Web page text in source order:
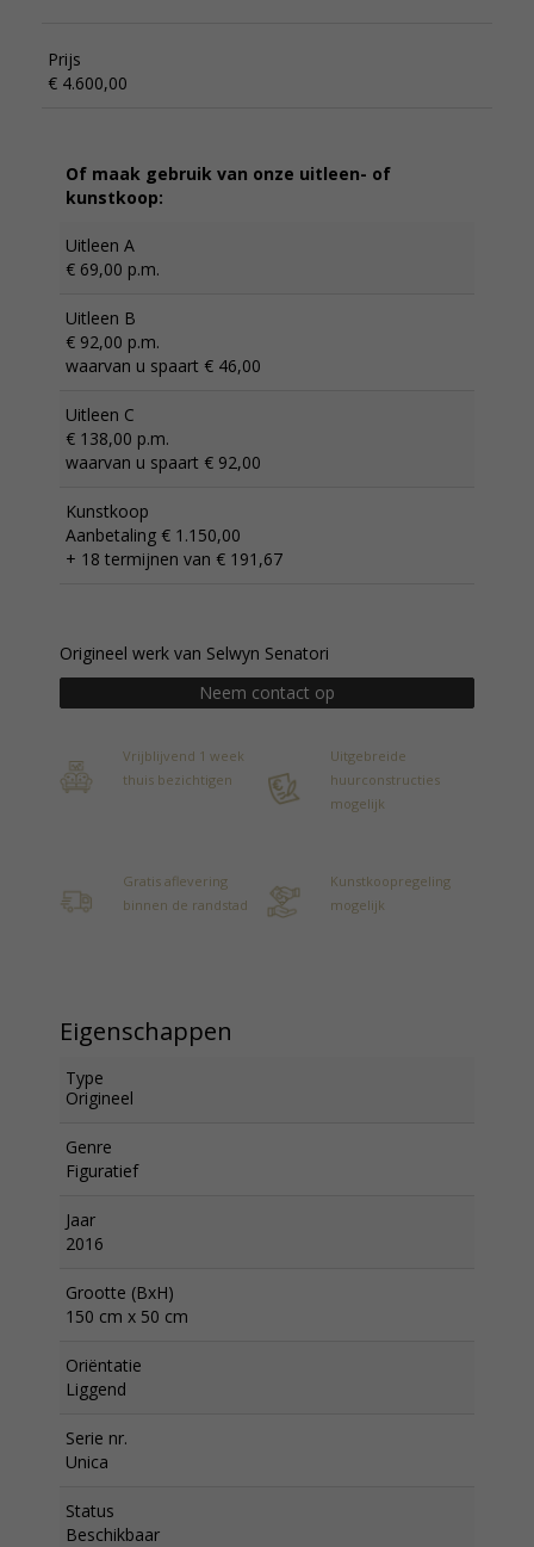
Prijs
€ 4.600,00
Of maak gebruik van onze uitleen- of
kunstkoop:
Uitleen A
€ 69,00 p.m.
Uitleen B
€ 92,00 p.m.
waarvan u spaart € 46,00
Uitleen C
€ 138,00 p.m.
waarvan u spaart € 92,00
Kunstkoop
Aanbetaling € 1.150,00
+ 18 termijnen van € 191,67
Origineel werk van Selwyn Senatori
Neem contact op
Vrijblijvend 1 week
thuis bezichtigen
Uitgebreide
huurconstructies
mogelijk
Gratis aflevering
binnen de randstad
Kunstkoopregeling
mogelijk
Eigenschappen
Type
Origineel
Genre
Figuratief
Jaar
2016
Grootte (BxH)
150 cm x 50 cm
Oriëntatie
Liggend
Serie nr.
Unica
Status
Beschikbaar